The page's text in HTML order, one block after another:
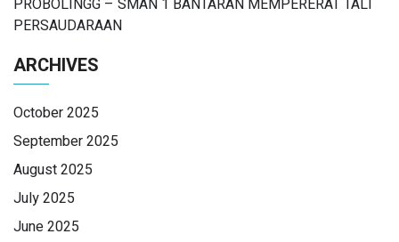
PERSAUDARAAN
ARCHIVES
October 2025
September 2025
August 2025
July 2025
June 2025